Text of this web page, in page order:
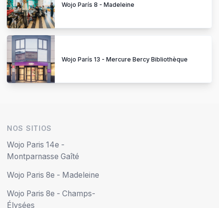
Wojo París 8 - Madeleine
Wojo París 13 - Mercure Bercy Bibliothèque
NOS SITIOS
Wojo Paris 14e -
Montparnasse Gaîté
Wojo Paris 8e - Madeleine
Wojo Paris 8e - Champs-
Élysées